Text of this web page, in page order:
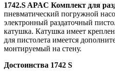
1742.S APAC Комплект для
пневматический погружной
электронный раздаточный
катушка. Катушка имеет
для пистолета имеется
монтируемый на стену.
Достоинства 1742 S